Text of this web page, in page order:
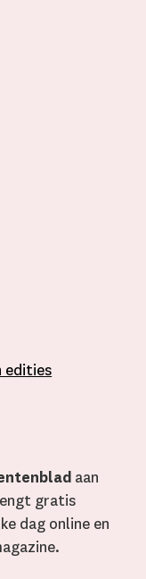
edities
aan
gratis
dag online en